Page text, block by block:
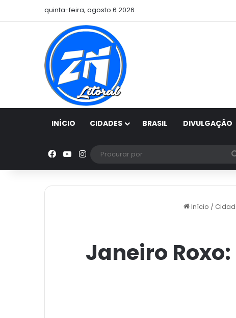
quinta-feira, agosto 6 2026
INÍCIO CIDADES BRASIL DIVULGAÇÃO
Facebook
YouTube
Instagram
Início /
Janeiro